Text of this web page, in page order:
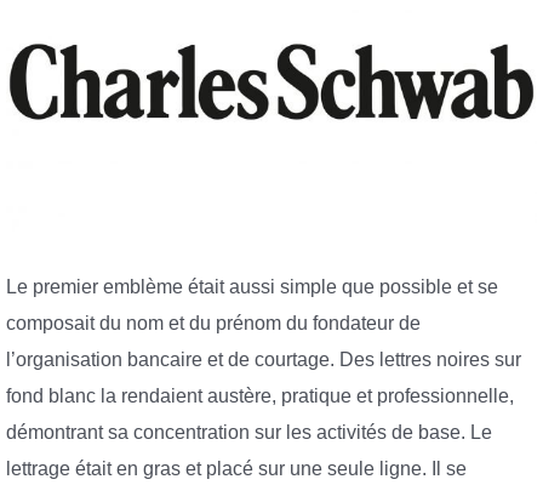
Le premier emblème était aussi simple que possible et se
composait du nom et du prénom du fondateur de
l’organisation bancaire et de courtage. Des lettres noires sur
fond blanc la rendaient austère, pratique et professionnelle,
démontrant sa concentration sur les activités de base. Le
lettrage était en gras et placé sur une seule ligne. Il se